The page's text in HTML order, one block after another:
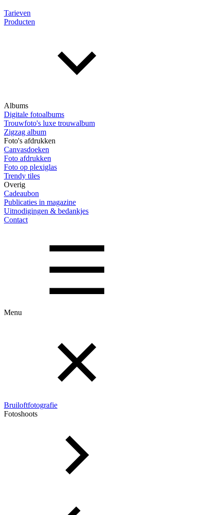
Tarieven
Producten
Albums
Digitale fotoalbums
Trouwfoto's luxe trouwalbum
Zigzag album
Foto's afdrukken
Canvasdoeken
Foto afdrukken
Foto op plexiglas
Trendy tiles
Overig
Cadeaubon
Publicaties in magazine
Uitnodigingen & bedankjes
Contact
Menu
Bruiloftfotografie
Fotoshoots